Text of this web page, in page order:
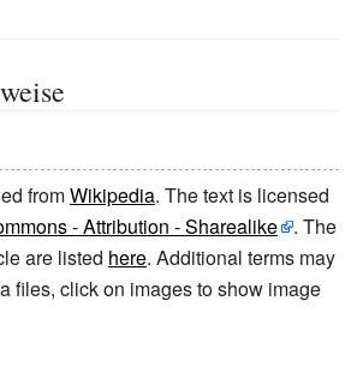
fromWikipedia. The text is licensed
- Attribution - Sharealike
. The
are listed here. Additional terms may
files, click on images to show image